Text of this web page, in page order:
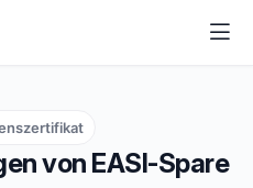
von EASI-Spare